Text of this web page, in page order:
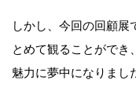
しかし、今回の回顧展
とめて観ることができ
魅力に夢中になりまし